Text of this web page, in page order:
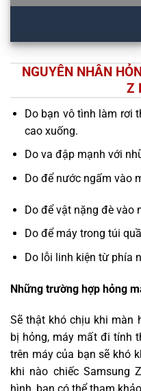
NGUYÊN NHÂN
Z
Do bạn vô tình làm rơi
cao xuống.
Do va đập mạnh với
Do để nước ngấm vào
Do để vật nặng đè vào
Do để máy trong túi
Do lỗi linh kiện từ phía
Những trường hợp hỏng
Sẽ thật khó chịu khi màn
bị hỏng, máy mất đi tính
trên máy của bạn sẽ khó
khi nào chiếc Samsung